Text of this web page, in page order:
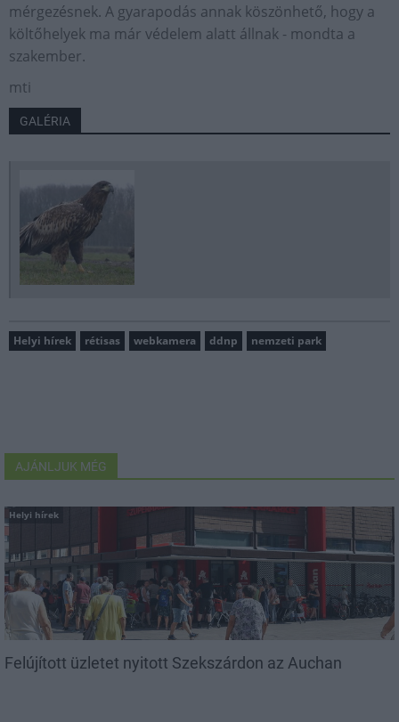
mérgezésnek. A gyarapodás annak köszönhető, hogy a
költőhelyek ma már védelem alatt állnak - mondta a
szakember.
mti
GALÉRIA
Helyi hírek rétisas webkamera ddnp nemzeti park
AJÁNLJUK MÉG
Helyi hírek
Felújított üzletet nyitott Szekszárdon az Auchan